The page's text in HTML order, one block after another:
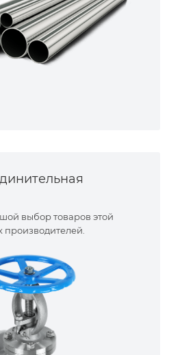
выбор товаров этой
производителей.